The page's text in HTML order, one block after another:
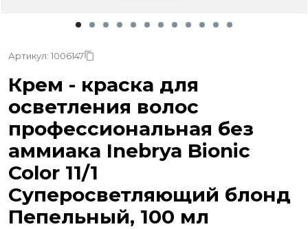
Артикул: 1006147
Крем - краска для
осветления волос
профессиональная без
аммиака Inebrya Bionic
Color 11/1
Суперосветляющий блонд
Пепельный, 100 мл